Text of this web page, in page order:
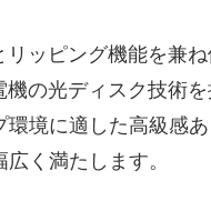
ッピング機能を兼
の光ディスク技術
境に適した高級感
く満たします。